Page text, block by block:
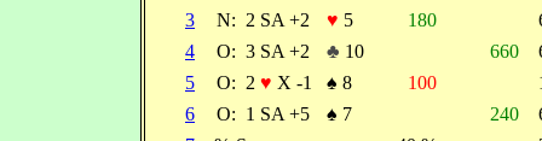
3
N: 2 SA +2 ♥ 5 180
4
O: 3 SA +2 ♣ 10 660
5
O: 2 ♥ X -1 ♠ 8 100
6
O: 1 SA +5 ♠ 7 240